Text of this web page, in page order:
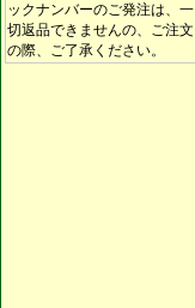
ックナンバーのご発注は、一
切返品できませんの、ご注文
の際、ご了承ください。